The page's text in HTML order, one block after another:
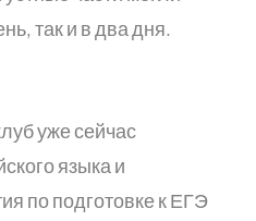
так и в два дня.
уже сейчас
языка и
по подготовке к ЕГЭ